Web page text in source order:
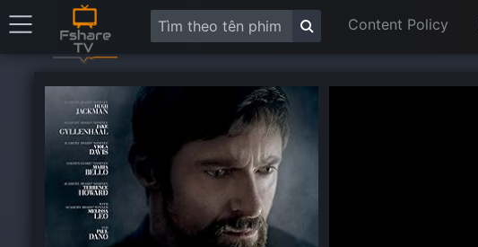
Content Policy